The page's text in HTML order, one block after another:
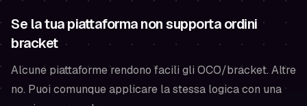
Se la tua piattaforma non supporta ordini
bracket
Alcune piattaforme rendono facili gli OCO/bracket. Altre
no. Puoi comunque applicare la stessa logica con una